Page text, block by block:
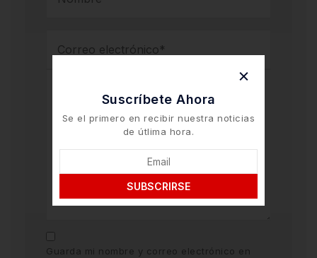
Guarda mi nombre y correo electrónico en
Suscríbete Ahora
Se el primero en recibir nuestra noticias
de útlima hora.
SUBSCRIRSE